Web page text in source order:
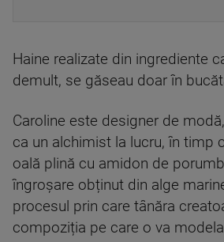
Haine realizate din ingrediente
demult, se găseau doar în
Caroline este designer de
ca un alchimist la lucru, în timp
oală plină cu amidon de
îngroșare obținut din alge
procesul prin care tânăra
compoziția pe care o va